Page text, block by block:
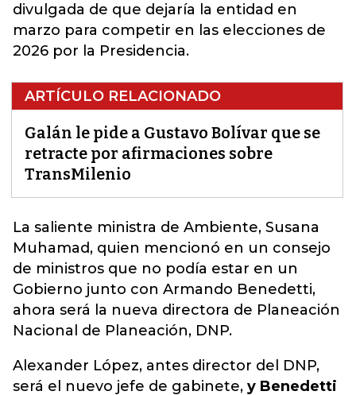
divulgada de que dejaría la entidad en
marzo para competir en las elecciones de
2026 por la Presidencia.
ARTÍCULO RELACIONADO
Galán le pide a Gustavo Bolívar que se
retracte por afirmaciones sobre
TransMilenio
La saliente ministra de Ambiente, Susana
Muhamad, quien mencionó en un consejo
de ministros que no podía estar en un
Gobierno junto con Armando Benedetti,
ahora será la nueva directora de Planeación
Nacional de Planeación, DNP.
Alexander López, antes director del DNP,
será el nuevo jefe de gabinete, y Benedetti